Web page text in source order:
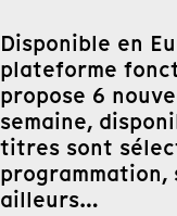
Disponible en
plateforme
propose 6
semaine,
titres sont
ailleurs…